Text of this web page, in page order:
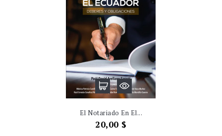
El Notariado En El...
Precio
20,00 $